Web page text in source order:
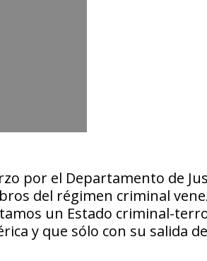
por el Departamento de
del régimen criminal
un Estado criminal-
y que sólo con su salida